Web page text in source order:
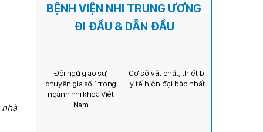
BỆNH VIỆN NHI TRUNG ƯƠNG
ĐI ĐẦU & DẪN ĐẦU
Đội ngũ giáo sư,
chuyên gia số 1 trong
ngành nhi khoa Việt
Nam
Cơ sở vật chất, thiết bị
y tế hiện đại bậc nhất